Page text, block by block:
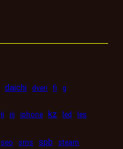
daichi dveri fi g
ii iii iphone kz led les
seo sms spb steam